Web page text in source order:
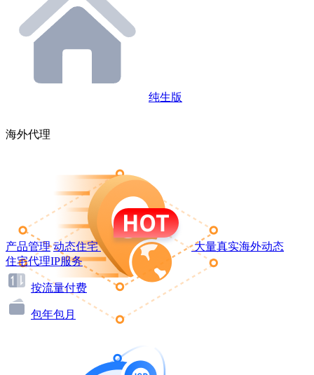
纯生版
海外代理
产品管理 动态住宅
大量真实海外动态
住宅代理IP服务
按流量付费
包年包月